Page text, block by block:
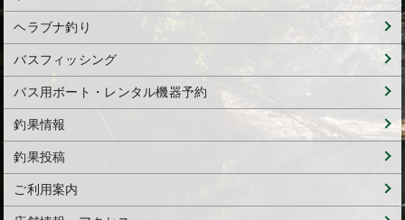
ヘラブナ釣り
バスフィッシング
バス用ボート・レンタル機器予約
釣果情報
釣果投稿
ご利用案内